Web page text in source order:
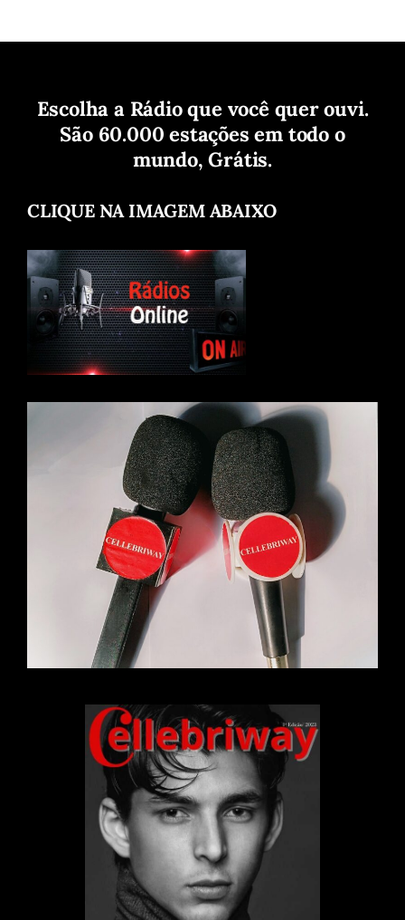
Escolha a Rádio que você quer ouvi.
São 60.000 estações em todo o
mundo, Grátis.
CLIQUE NA IMAGEM ABAIXO